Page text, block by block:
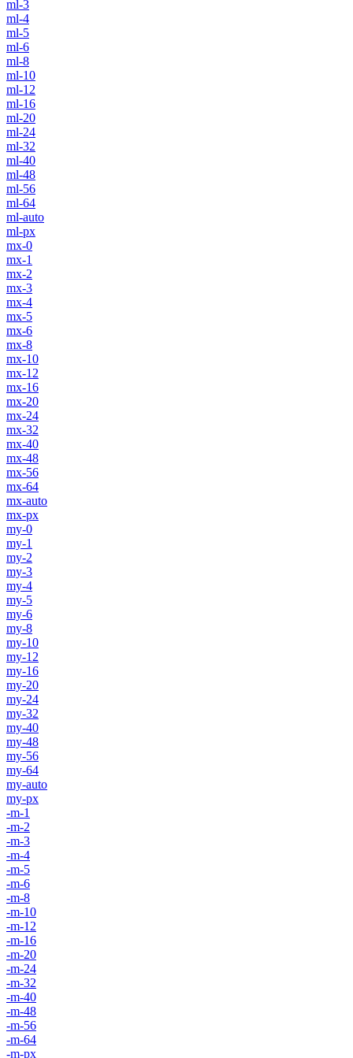
ml-3
ml-4
ml-5
ml-6
ml-8
ml-10
ml-12
ml-16
ml-20
ml-24
ml-32
ml-40
ml-48
ml-56
ml-64
ml-auto
ml-px
mx-0
mx-1
mx-2
mx-3
mx-4
mx-5
mx-6
mx-8
mx-10
mx-12
mx-16
mx-20
mx-24
mx-32
mx-40
mx-48
mx-56
mx-64
mx-auto
mx-px
my-0
my-1
my-2
my-3
my-4
my-5
my-6
my-8
my-10
my-12
my-16
my-20
my-24
my-32
my-40
my-48
my-56
my-64
my-auto
my-px
-m-1
-m-2
-m-3
-m-4
-m-5
-m-6
-m-8
-m-10
-m-12
-m-16
-m-20
-m-24
-m-32
-m-40
-m-48
-m-56
-m-64
-m-px